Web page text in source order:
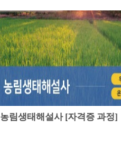
농림생태해설사 [자격증 과정]